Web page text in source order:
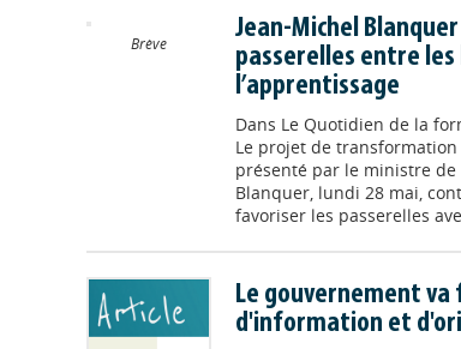
Brève
Jean-Michel
passerelles entre
l’apprentissage
Dans Le Quotidien de la
Le projet de
présenté par le ministre de
Blanquer, lundi 28 mai,
favoriser les passerelles
Le gouvernement
d'information et